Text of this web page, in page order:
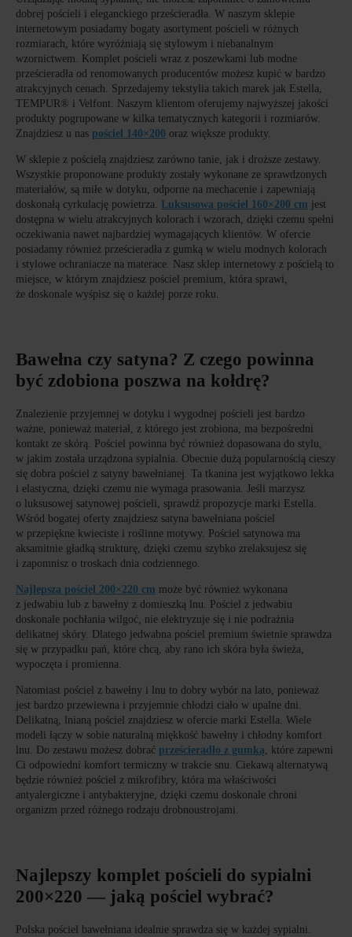
dobrej pościeli i eleganckiego prześcieradła. W naszym sklepie
internetowym posiadamy bogaty asortyment pościeli w różnych
rozmiarach, które wyróżniają się stylowym i niebanalnym
wzornictwem. Komplet pościeli wraz z poszewkami lub modne
prześcieradła od renomowanych producentów możesz kupić w bardzo
atrakcyjnych cenach. Sprzedajemy tekstylia takich marek jak Estella,
TEMPUR® i Velfont. Naszym klientom oferujemy najwyższej jakości
produkty pogrupowane w kilka tematycznych kategorii i rozmiarów.
Znajdziesz u nas pościel 140×200 oraz większe produkty.
W sklepie z pościelą znajdziesz zarówno tanie, jak i droższe zestawy.
Wszystkie proponowane produkty zostały wykonane ze sprawdzonych
materiałów, są miłe w dotyku, odporne na mechacenie i zapewniają
doskonałą cyrkulację powietrza.
Luksusowa pościel 160×200 cm jest
dostępna w wielu atrakcyjnych kolorach i wzorach, dzięki czemu spełni
oczekiwania nawet najbardziej wymagających klientów. W ofercie
posiadamy również prześcieradła z gumką w wielu modnych kolorach
i stylowe ochraniacze na materace. Nasz sklep internetowy z pościelą to
miejsce, w którym znajdziesz pościel premium, która sprawi,
że doskonale wyśpisz się o każdej porze roku.
Bawełna czy satyna? Z czego powinna
być zdobiona poszwa na kołdrę?
Znalezienie przyjemnej w dotyku i wygodnej pościeli jest bardzo
ważne, ponieważ materiał, z którego jest zrobiona, ma bezpośredni
kontakt ze skórą. Pościel powinna być również dopasowana do stylu,
w jakim została urządzona sypialnia. Obecnie dużą popularnością cieszy
się dobra pościel z satyny bawełnianej. Ta tkanina jest wyjątkowo lekka
i elastyczna, dzięki czemu nie wymaga prasowania. Jeśli marzysz
o luksusowej satynowej pościeli, sprawdź propozycje marki Estella.
Wśród bogatej oferty znajdziesz satyna bawełniana pościel
w przepiękne kwieciste i roślinne motywy. Pościel satynowa ma
aksamitnie gładką strukturę, dzięki czemu szybko zrelaksujesz się
i zapomnisz o troskach dnia codziennego.
Najlepsza pościel 200×220 cm może być również wykonana
z jedwabiu lub z bawełny z domieszką lnu. Pościel z jedwabiu
doskonale pochłania wilgoć, nie elektryzuje się i nie podrażnia
delikatnej skóry. Dlatego jedwabna pościel premium świetnie sprawdza
się w przypadku pań, które chcą, aby rano ich skóra była świeża,
wypoczęta i promienna.
Natomiast pościel z bawełny i lnu to dobry wybór na lato, ponieważ
jest bardzo przewiewna i przyjemnie chłodzi ciało w upalne dni.
Delikatną, lnianą pościel znajdziesz w ofercie marki Estella. Wiele
modeli łączy w sobie naturalną miękkość bawełny i chłodny komfort
lnu. Do zestawu możesz dobrać prześcieradło z gumką , które zapewni
Ci odpowiedni komfort termiczny w trakcie snu. Ciekawą alternatywą
będzie również pościel z mikrofibry, która ma właściwości
antyalergiczne i antybakteryjne, dzięki czemu doskonale chroni
organizm przed różnego rodzaju drobnoustrojami.
Najlepszy komplet pościeli do sypialni
200×220 — jaką pościel wybrać?
Polska pościel bawełniana idealnie sprawdza się w każdej sypialni.